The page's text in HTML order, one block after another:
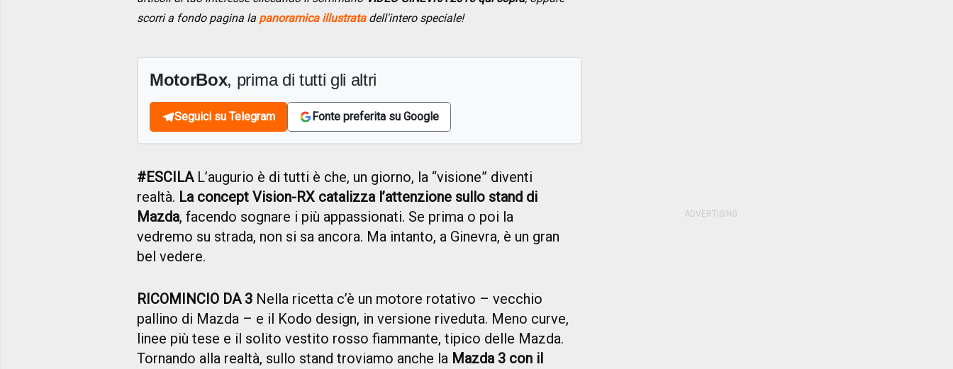
scorri a fondo pagina la panoramica illustratadell'intero speciale!
MotorBox, prima di tutti gli altri
Seguici su Telegram Fonte preferita su Google
#ESCILAL’augurio è di tutti è che, un giorno, la “visione” diventi
realtà. La concept Vision-RX catalizza l’attenzione sullo stand di
Mazda, facendo sognare i più appassionati. Se prima o poi la
vedremo su strada, non si sa ancora. Ma intanto, a Ginevra, è un gran
bel vedere.
RICOMINCIO DA 3 Nella ricetta c’è un motore rotativo – vecchio
pallino di Mazda – e il Kodo design, in versione riveduta. Meno curve,
linee più tese e il solito vestito rosso fiammante, tipico delle Mazda.
Tornando alla realtà, sullo stand troviamo anche la Mazda 3 con il